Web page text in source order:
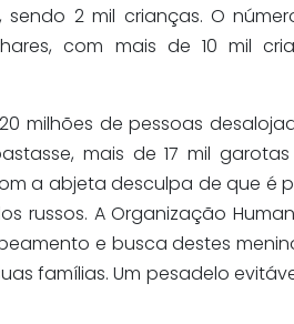
sendo 2 mil crianças. O
com mais de 10 mil
milhões de pessoas
mais de 17 mil
a abjeta desculpa de que é
russos. A Organização
e busca destes
famílias. Um pesadelo